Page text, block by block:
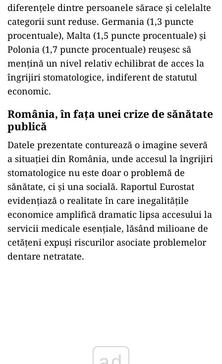
diferențele dintre persoanele sărace și celelalte
categorii sunt reduse. Germania (1,3 puncte
procentuale), Malta (1,5 puncte procentuale) și
Polonia (1,7 puncte procentuale) reușesc să
mențină un nivel relativ echilibrat de acces la
îngrijiri stomatologice, indiferent de statutul
economic.
România, în fața unei crize de sănătate
publică
Datele prezentate conturează o imagine severă
a situației din România, unde accesul la îngrijiri
stomatologice nu este doar o problemă de
sănătate, ci și una socială. Raportul Eurostat
evidențiază o realitate în care inegalitățile
economice amplifică dramatic lipsa accesului la
servicii medicale esențiale, lăsând milioane de
cetățeni expuși riscurilor asociate problemelor
dentare netratate.